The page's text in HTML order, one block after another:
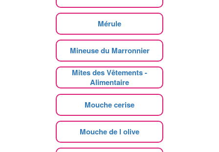
Mérule
Mineuse du Marronnier
Mites des Vêtements -
Alimentaire
Mouche cerise
Mouche de l olive